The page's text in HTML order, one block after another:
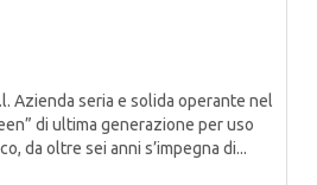
Azienda seria e solida operante nel
di ultima generazione per uso
da oltre sei anni s’impegna di...